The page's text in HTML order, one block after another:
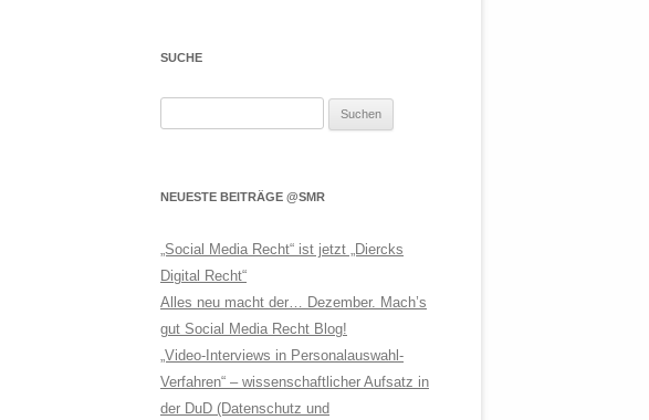
SUCHE
NEUESTE BEITRÄGE @SMR
„Social Media Recht“ ist jetzt „Diercks
Digital Recht“
Alles neu macht der… Dezember. Mach’s
gut Social Media Recht Blog!
„Video-Interviews in Personalauswahl-
Verfahren“ – wissenschaftlicher Aufsatz in
der DuD (Datenschutz und